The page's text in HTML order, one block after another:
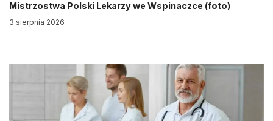
Mistrzostwa Polski Lekarzy we Wspinaczce (foto)
3 sierpnia 2026